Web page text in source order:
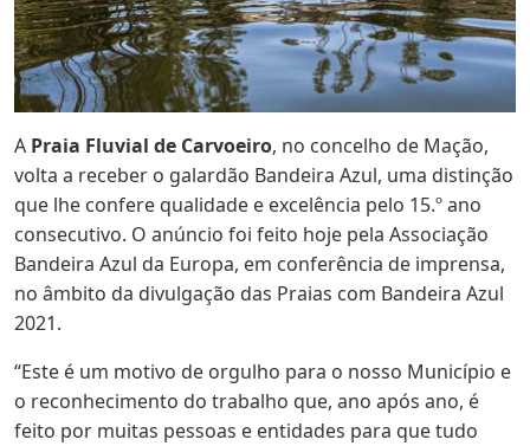
A Praia Fluvial de Carvoeiro, no concelho de Mação,
volta a receber o galardão Bandeira Azul, uma distinção
que lhe confere qualidade e excelência pelo 15.º ano
consecutivo. O anúncio foi feito hoje pela Associação
Bandeira Azul da Europa, em conferência de imprensa,
no âmbito da divulgação das Praias com Bandeira Azul
2021.
“Este é um motivo de orgulho para o nosso Município e
o reconhecimento do trabalho que, ano após ano, é
feito por muitas pessoas e entidades para que tudo